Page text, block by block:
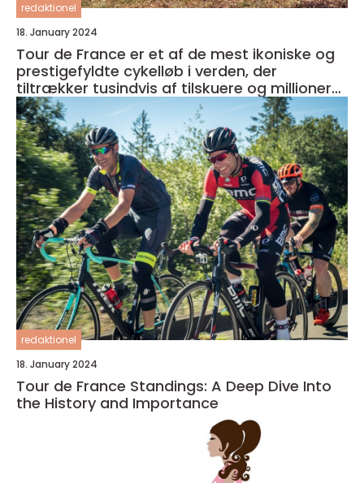
redaktionel
18. January 2024
Tour de France er et af de mest ikoniske og
prestigefyldte cykelløb i verden, der
tiltrækker tusindvis af tilskuere og millioner
af seere over hele kloden
redaktionel
18. January 2024
Tour de France Standings: A Deep Dive Into
the History and Importance